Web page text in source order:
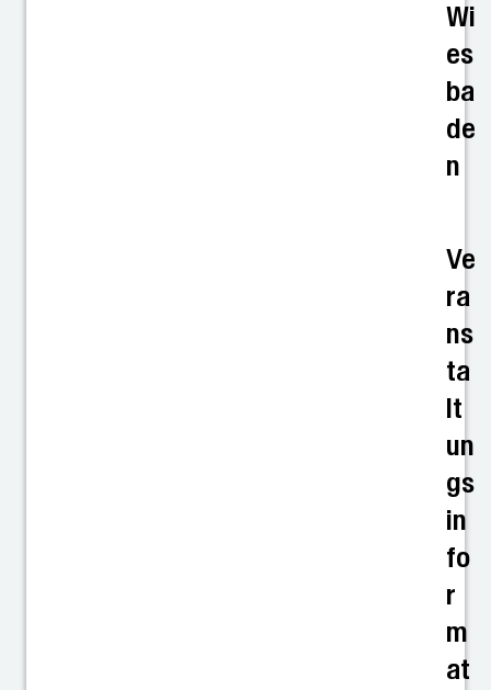
Wi
es
ba
de
n
Ve
ra
ns
ta
lt
un
gs
in
fo
r
m
at